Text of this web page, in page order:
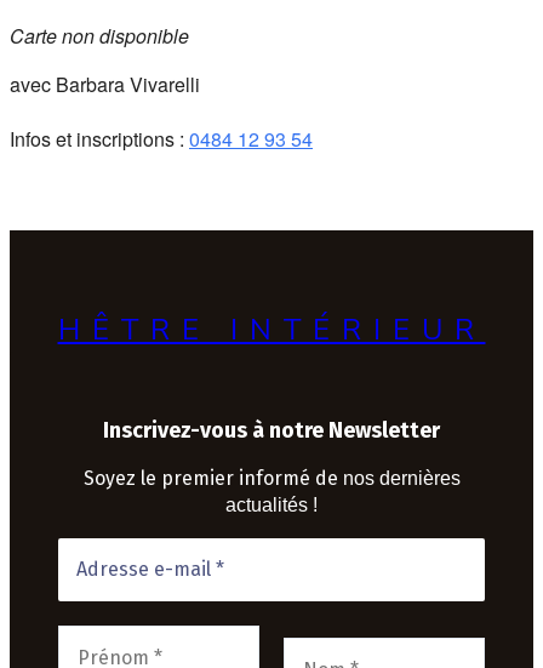
Carte non disponible
avec Barbara Vivarelli
Infos et inscriptions : 0484 12 93 54
HÊTRE INTÉRIEUR
Inscrivez-vous à notre Newsletter
Soyez le premier informé de nos dernières
actualités !